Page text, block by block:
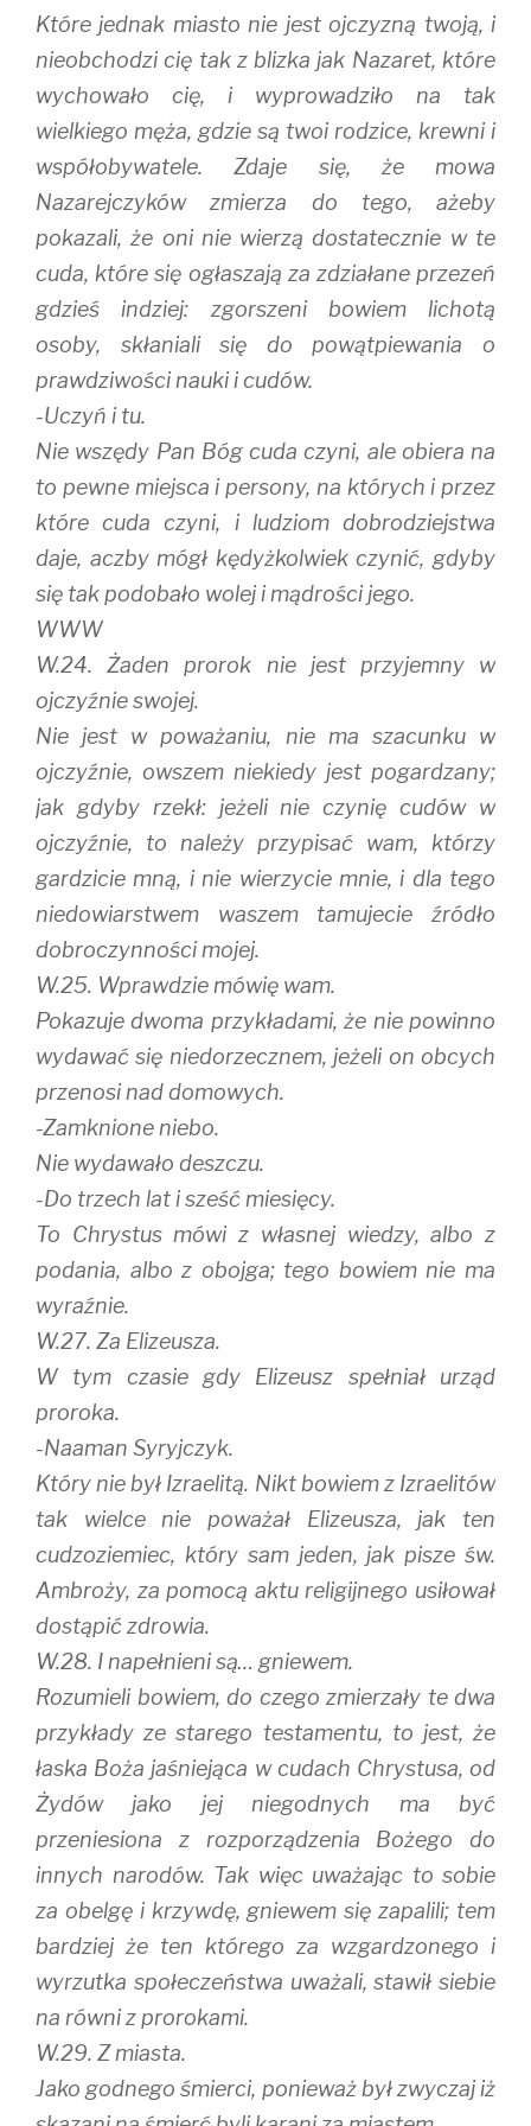
Które jednak miasto nie jest ojczyzną twoją, i
nieobchodzi cię tak z blizka jak Nazaret, które
wychowało cię, i wyprowadziło na tak
wielkiego męża, gdzie są twoi rodzice, krewni i
współobywatele. Zdaje się, że mowa
Nazarejczyków zmierza do tego, ażeby
pokazali, że oni nie wierzą dostatecznie w te
cuda, które się ogłaszają za zdziałane przezeń
gdzieś indziej: zgorszeni bowiem lichotą
osoby, skłaniali się do powątpiewania o
prawdziwości nauki i cudów.
-Uczyń i tu.
Nie wszędy Pan Bóg cuda czyni, ale obiera na
to pewne miejsca i persony, na których i przez
które cuda czyni, i ludziom dobrodziejstwa
daje, aczby mógł kędyżkolwiek czynić, gdyby
się tak podobało wolej i mądrości jego.
WWW
W.24. Żaden prorok nie jest przyjemny w
ojczyźnie swojej.
Nie jest w poważaniu, nie ma szacunku w
ojczyźnie, owszem niekiedy jest pogardzany;
jak gdyby rzekł: jeżeli nie czynię cudów w
ojczyźnie, to należy przypisać wam, którzy
gardzicie mną, i nie wierzycie mnie, i dla tego
niedowiarstwem waszem tamujecie źródło
dobroczynności mojej.
W.25. Wprawdzie mówię wam.
Pokazuje dwoma przykładami, że nie powinno
wydawać się niedorzecznem, jeżeli on obcych
przenosi nad domowych.
-Zamknione niebo.
Nie wydawało deszczu.
-Do trzech lat i sześć miesięcy.
To Chrystus mówi z własnej wiedzy, albo z
podania, albo z obojga; tego bowiem nie ma
wyraźnie.
W.27. Za Elizeusza.
W tym czasie gdy Elizeusz spełniał urząd
proroka.
-Naaman Syryjczyk.
Który nie był Izraelitą. Nikt bowiem z Izraelitów
tak wielce nie poważał Elizeusza, jak ten
cudzoziemiec, który sam jeden, jak pisze św.
Ambroży, za pomocą aktu religijnego usiłował
dostąpić zdrowia.
W.28. I napełnieni są… gniewem.
Rozumieli bowiem, do czego zmierzały te dwa
przykłady ze starego testamentu, to jest, że
łaska Boża jaśniejąca w cudach Chrystusa, od
Żydów jako jej niegodnych ma być
przeniesiona z rozporządzenia Bożego do
innych narodów. Tak więc uważając to sobie
za obelgę i krzywdę, gniewem się zapalili; tem
bardziej że ten którego za wzgardzonego i
wyrzutka społeczeństwa uważali, stawił siebie
na równi z prorokami.
W.29. Z miasta.
Jako godnego śmierci, ponieważ był zwyczaj iż